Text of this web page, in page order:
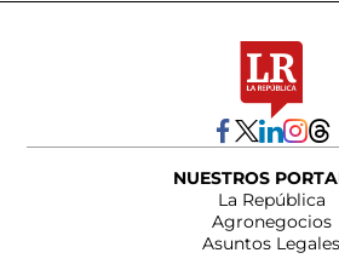
NUESTROS
La República
Agronegocios
Asuntos Legales